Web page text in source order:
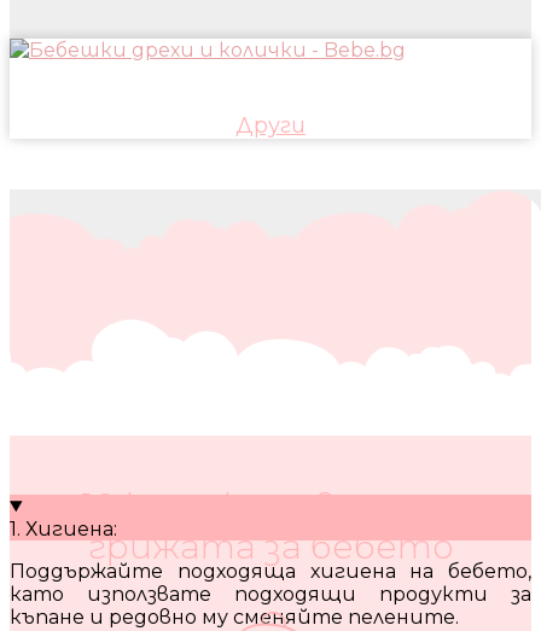
Други
10 кратки съвета за
грижата за бебето
1. Хигиена:
Поддържайте подходяща хигиена на бебето,
като използвате подходящи продукти за
къпане и редовно му сменяйте пелените.